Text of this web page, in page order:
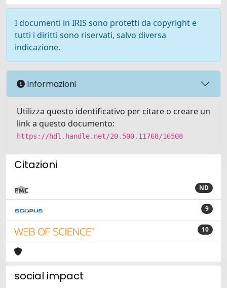
I documenti in IRIS sono protetti da copyright e
tutti i diritti sono riservati, salvo diversa
indicazione.
Informazioni
Utilizza questo identificativo per citare o creare un
link a questo documento:
https://hdl.handle.net/20.500.11768/16508
Citazioni
ND
9
10
social impact